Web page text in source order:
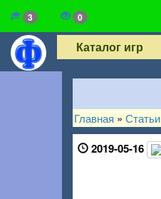
3 0
Каталог игр
Главная » Статьи
2019-05-16